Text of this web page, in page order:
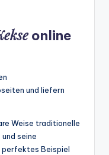
online
und liefern
Weise traditionelle
seine
perfektes Beispiel